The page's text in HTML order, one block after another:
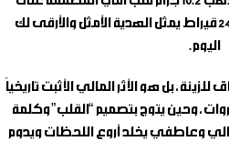
شكل قلب ينبض بالحب وبعيار 24 قيراط يمثل الهدية الأمثل والأرقى لك
اليوم.
بل هو الأثر المالي الأثبت تاريخياً
وحين يتوج بتصميم “القلب” وكلمة
وعاطفي يخلد أروع اللحظات ويدوم